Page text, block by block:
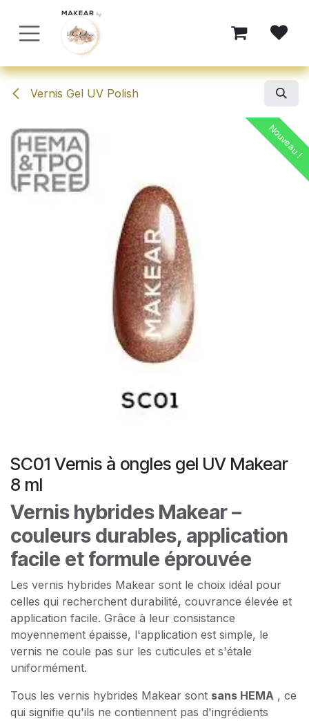
Se rendre au contenu
Vernis Gel UV Polish
Nouveau !
SC01 Vernis à ongles gel UV Makear
8 ml
Vernis hybrides Makear –
couleurs durables, application
facile et formule éprouvée
Les vernis hybrides Makear sont le choix idéal pour
celles qui recherchent durabilité, couvrance élevée et
application facile. Grâce à leur consistance
moyennement épaisse, l'application est simple, le
vernis ne coule pas sur les cuticules et s'étale
uniformément.
Tous les vernis hybrides Makear sont sans HEMA , ce
qui signifie qu'ils ne contiennent pas d'ingrédients